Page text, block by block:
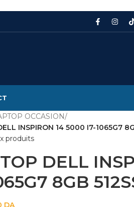
OCCASION/
INSPIRON 14 5000 I7-1065G7
produits
DELL
8GB
DA